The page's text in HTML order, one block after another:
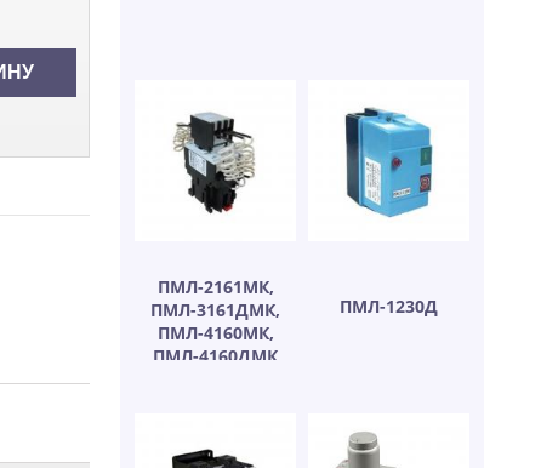
ПМЛ-2161МК,
ПМЛ-3161ДМК,
ПМЛ-4160МК,
ПМЛ-4160ДМК
ПМЛ-1230Д